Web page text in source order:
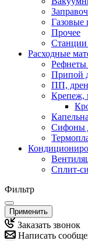
Газовые
Прочее
Станции
Расходные
Рефнеты
Припой
ПП,
Крепеж,
Сифоны
Сплит-
Фильтр
Применить
Заказать звонок
Написать